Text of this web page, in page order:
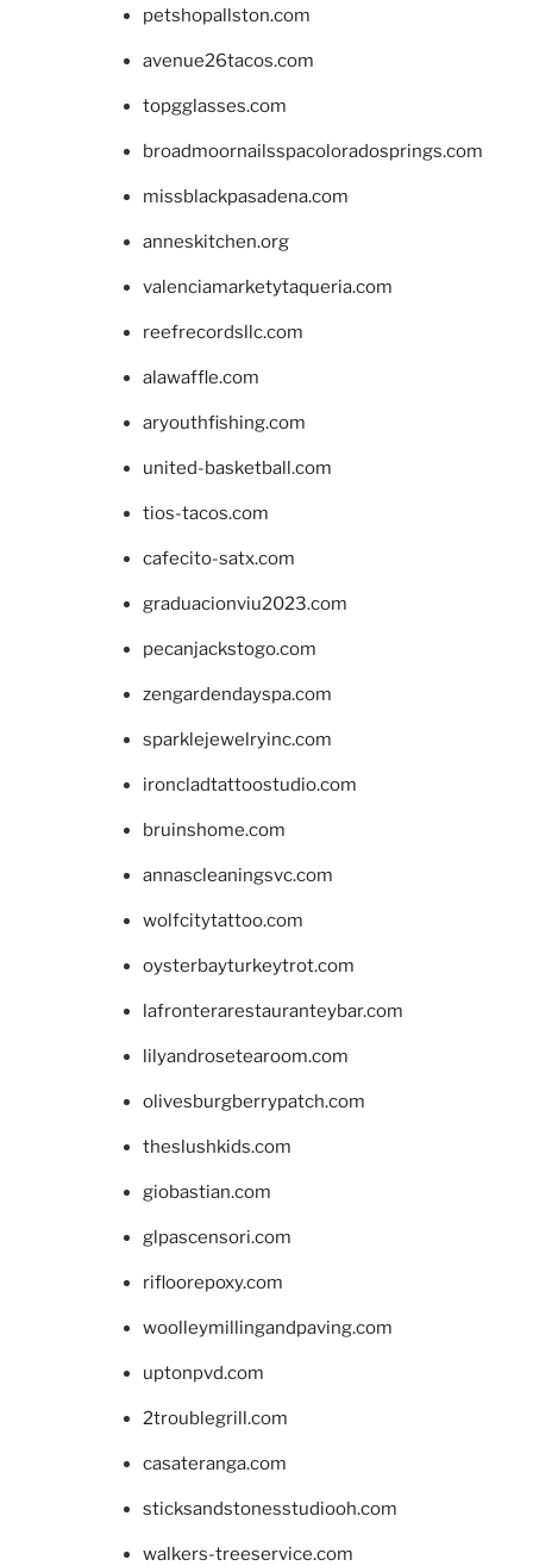
petshopallston.com
avenue26tacos.com
topgglasses.com
broadmoornailsspacoloradosprings.com
missblackpasadena.com
anneskitchen.org
valenciamarketytaqueria.com
reefrecordsllc.com
alawaffle.com
aryouthfishing.com
united-basketball.com
tios-tacos.com
cafecito-satx.com
graduacionviu2023.com
pecanjackstogo.com
zengardendayspa.com
sparklejewelryinc.com
ironcladtattoostudio.com
bruinshome.com
annascleaningsvc.com
wolfcitytattoo.com
oysterbayturkeytrot.com
lafronterarestauranteybar.com
lilyandrosetearoom.com
olivesburgberrypatch.com
theslushkids.com
giobastian.com
glpascensori.com
rifloorepoxy.com
woolleymillingandpaving.com
uptonpvd.com
2troublegrill.com
casateranga.com
sticksandstonesstudiooh.com
walkers-treeservice.com